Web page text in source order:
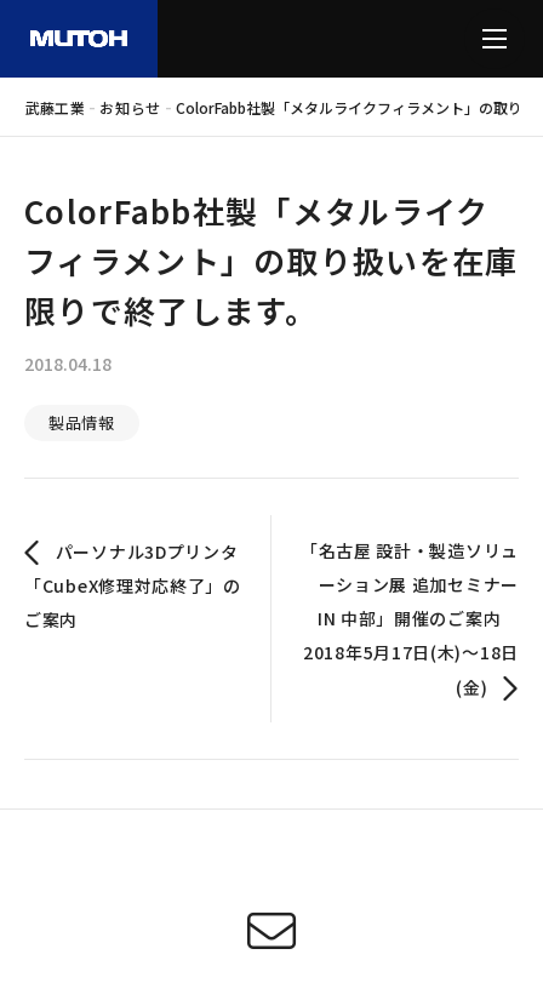
武藤工業 - お知らせ - ColorFabb社製「メタルライクフィラメント」の取り扱
ColorFabb社製「メタルライク
フィラメント」の取り扱いを在庫
限りで終了します。
2018.04.18
製品情報
パーソナル3Dプリンタ
「CubeX修理対応終了」の
ご案内
「名古屋 設計・製造ソリュ
ーション展 追加セミナー
IN 中部」開催のご案内
2018年5月17日(木)～18日
(金)